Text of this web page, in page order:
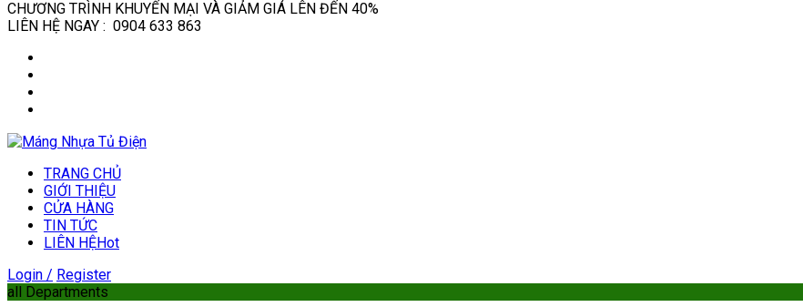
CHƯƠNG TRÌNH KHUYẾN MẠI VÀ GIẢM GIÁ LÊN ĐẾN 40%
LIÊN HỆ NGAY : 0904 633 863
TRANG CHỦ
GIỚI THIỆU
CỬA HÀNG
TIN TỨC
LIÊN HỆHot
Login / Register
all Departments